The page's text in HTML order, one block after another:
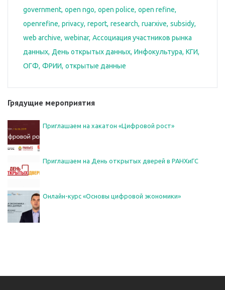
government open ngo open police open refine
openrefine privacy report research ruarxive subsidy
web archive webinar Ассоциация участников рынка
данных День открытых данных Инфокультура КГИ
ОГФ ФРИИ открытые данные
Грядущие мероприятия
Приглашаем на хакатон «Цифровой рост»
Приглашаем на День открытых дверей в РАНХиГС
Онлайн-курс «Основы цифровой экономики»